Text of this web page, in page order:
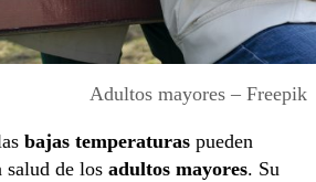
Adultos mayores – Freepik
bajas temperaturas pueden
salud de los adultos mayores. Su